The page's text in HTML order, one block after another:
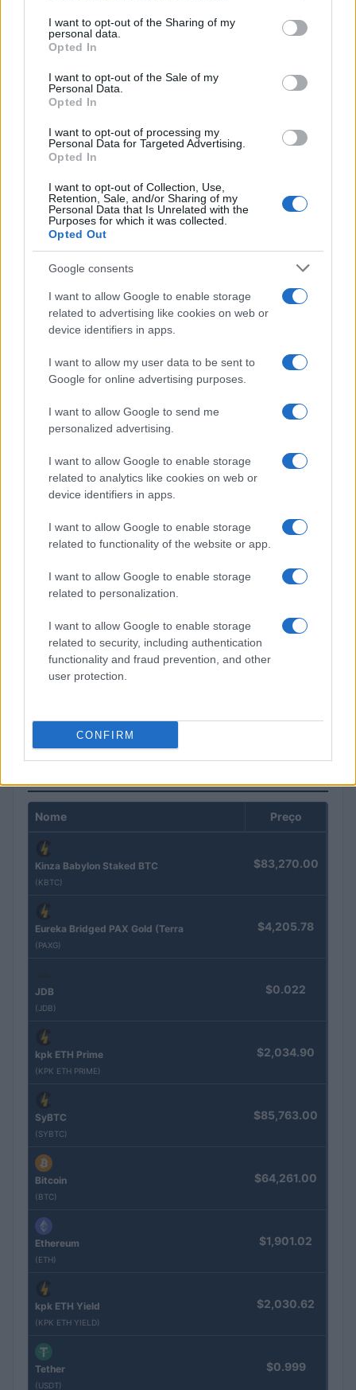
not limited to your visit or usage behaviour. You may click to
grant or deny consent to Google and its third-party tags to
use your data for below specified purposes in below Google
consent section.
I want to opt-out of the Sharing of my
personal data.
Opted In
I want to opt-out of the Sale of my
Personal Data.
Opted In
I want to opt-out of processing my
Personal Data for Targeted Advertising.
Opted In
I want to opt-out of Collection, Use,
Retention, Sale, and/or Sharing of my
Personal Data that Is Unrelated with the
Purposes for which it was collected.
Opted Out
Google consents
I want to allow Google to enable storage
related to advertising like cookies on web or
device identifiers in apps.
I want to allow my user data to be sent to
Google for online advertising purposes.
I want to allow Google to send me
personalized advertising.
I want to allow Google to enable storage
related to analytics like cookies on web or
device identifiers in apps.
I want to allow Google to enable storage
related to functionality of the website or app.
I want to allow Google to enable storage
related to personalization.
I want to allow Google to enable storage
related to security, including authentication
functionality and fraud prevention, and other
user protection.
CONFIRM
Autoridades do Fed avaliam impacto dos investimentos
acelerados em inteligência artificial
Beatriz Almeida · 7 ago 2026
Ouro e dólar sob pressão: como os mercados estão
respondendo às últimas notícias
Beatriz Almeida · 6 ago 2026
FINANÇA
Presidente Lula propõe política fiscal séria para reduzir juros e
Nome Preço
Kinza Babylon Staked BTC
(KBTC)
$83,270.00
Eureka Bridged PAX Gold (Terra
(PAXG)
$4,205.78
JDB
(JDB)
$0.022
kpk ETH Prime
(KPK ETH PRIME)
$2,034.90
SyBTC
(SYBTC)
$85,763.00
Bitcoin
(BTC)
$64,261.00
Ethereum
(ETH)
$1,901.02
kpk ETH Yield
(KPK ETH YIELD)
$2,030.62
Tether
(USDT)
$0.999